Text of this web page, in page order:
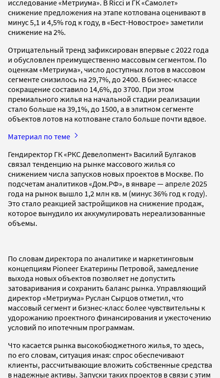
исследование «Метриума». В Ricci и ГК «Самолет»
снижение предложения на этапе котлована оценивают в
минус 5,1 и 4,5% год к году, в «Бест-Новострое» заметили
снижение на 2%.
Отрицательный тренд зафиксирован впервые с 2022 года
и обусловлен преимущественно массовым сегментом. По
оценкам «Метриума», число доступных лотов в массовом
сегменте снизилось на 29,7%, до 2400. В бизнес-классе
сокращение составило 14,6%, до 3700. При этом
премиального жилья на начальной стадии реализации
стало больше на 39,1%, до 1500, а в элитном сегменте
объектов лотов на котловане стало больше почти вдвое.
Материал по теме
Гендиректор ГК «РКС Девелопмент» Василий Булгаков
связал тенденцию на рынке массового жилья со
снижением числа запусков новых проектов в Москве. По
подсчетам аналитиков «Дом.РФ», в январе — апреле 2025
года на рынок вышло 1,2 млн кв. м (минус 36% год к году).
Это стало реакцией застройщиков на снижение продаж,
которое вынудило их аккумулировать нереализованные
объемы.
По словам директора по аналитике и маркетинговым
концепциям Pioneer Екатерины Петровой, замедление
выхода новых объектов позволяет не допустить
затоваривания и сохранить баланс рынка. Управляющий
директор «Метриума» Руслан Сырцов отметил, что
массовый сегмент и бизнес-класс более чувствительны к
удорожанию проектного финансирования и ужесточению
условий по ипотечным программам.
Что касается рынка высокобюджетного жилья, то здесь,
по его словам, ситуация иная: спрос обеспечивают
клиенты, рассчитывающие вложить собственные средства
в надежные активы. Запуски таких проектов в связи с этим